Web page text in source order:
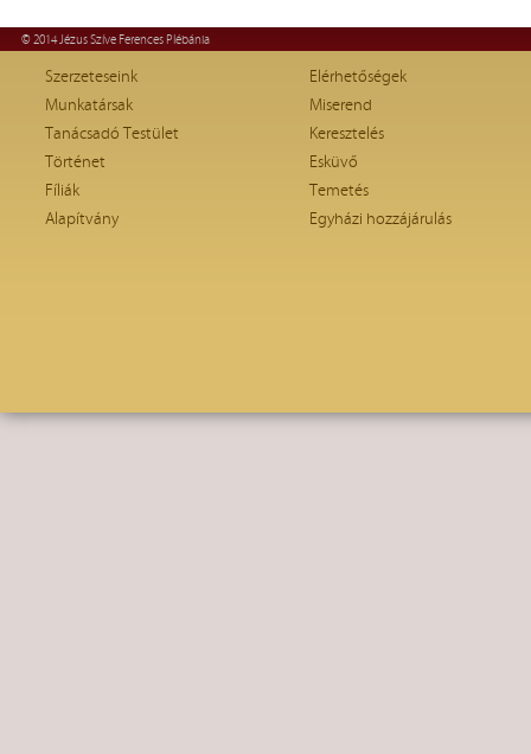
© 2014 Jézus Szíve Ferences Plébánia
Szerzeteseink
Munkatársak
Tanácsadó Testület
Történet
Fíliák
Alapítvány
Elérhetőségek
Miserend
Keresztelés
Esküvő
Temetés
Egyházi hozzájárulás